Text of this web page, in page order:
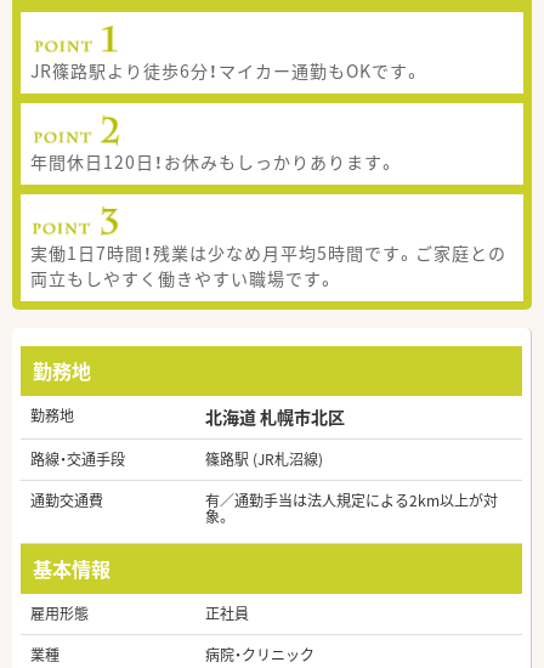
JR篠路駅より徒歩6分！マイカー通勤もOKです。
年間休日120日！お休みもしっかりあります。
実働1日7時間！残業は少なめ月平均5時間です。ご家庭との
両立もしやすく働きやすい職場です。
勤務地
勤務地 北海道 札幌市北区
路線・交通手段
篠路駅 (JR札沼線)
通勤交通費
有／通勤手当は法人規定による2km以上が対
象。
基本情報
雇用形態
正社員
業種
病院・クリニック